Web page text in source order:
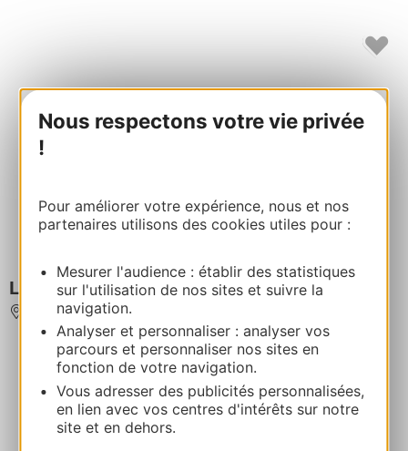
Nous respectons votre vie privée
!
Pour améliorer votre expérience, nous et nos
partenaires utilisons des cookies utiles pour :
Mesurer l'audience : établir des statistiques
sur l'utilisation de nos sites et suivre la
navigation.
Analyser et personnaliser : analyser vos
parcours et personnaliser nos sites en
fonction de votre navigation.
Vous adresser des publicités personnalisées,
en lien avec vos centres d'intérêts sur notre
site et en dehors.
LE VIEUX MAS DE PERTUS
LE COLLET-DE-DEZE